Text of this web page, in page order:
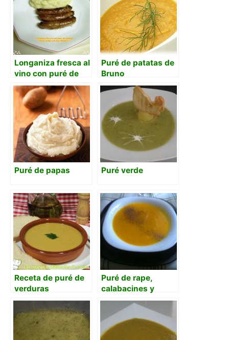
Longaniza fresca al
vino con puré de
patatas
Puré de patatas de
Bruno
Puré de papas Puré verde
Receta de puré de
verduras
Puré de rape,
calabacines y
tomates